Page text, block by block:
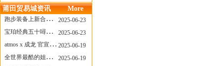
莆田贸易城资讯 More
跑步装备上新合集，最近有什么可以关注的呢？
2025-06-23
宝珀经典五十噚家族再添新员 适配所有腕围的38mm小表径腕表亮相
2025-06-23
atmos x 成龙 官宣，《警察故事》联名短袖公布！
2025-06-19
全世界最酷的姐姐，和Nike联名的鞋要来了！
2025-06-19